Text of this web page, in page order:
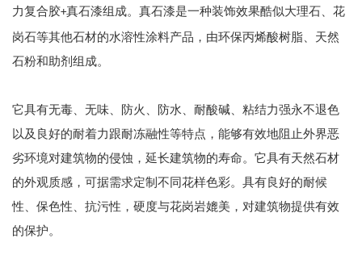
力复合胶+真石漆组成。真石漆是一种装饰效果酷似大理石、花
岗石等其他石材的水溶性涂料产品，由环保丙烯酸树脂、天然
石粉和助剂组成。
它具有无毒、无味、防火、防水、耐酸碱、粘结力强永不退色
以及良好的耐着力跟耐冻融性等特点，能够有效地阻止外界恶
劣环境对建筑物的侵蚀，延长建筑物的寿命。它具有天然石材
的外观质感，可据需求定制不同花样色彩。具有良好的耐候
性、保色性、抗污性，硬度与花岗岩媲美，对建筑物提供有效
的保护。